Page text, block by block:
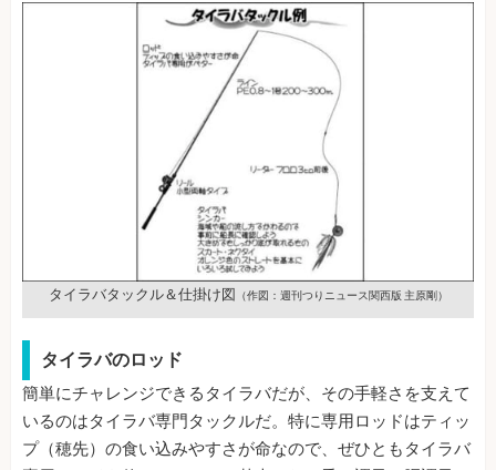
タイラバタックル＆仕掛け図 （作図：週刊つりニュース関西版 主原剛）
タイラバのロッド
簡単にチャレンジできるタイラバだが、その手軽さを支えて
いるのはタイラバ専門タックルだ。特に専用ロッドはティッ
プ（穂先）の食い込みやすさが命なので、ぜひともタイラバ